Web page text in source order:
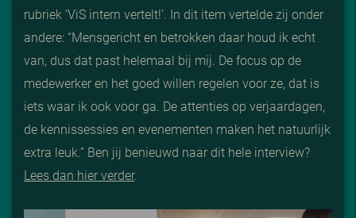
rubriek ‘ViS intern vertelt!’. In dit item vertelde zij onder
andere: “Mensgericht en betrokken daar houd ik echt
van, dus dat past helemaal bij mij. De focus op de
medewerker en het goed willen regelen voor ze, dat is
iets waar ik ook voor ga. De attenties op verjaardagen,
de kennissessies en evenementen maken het natuurlijk
extra leuk.” Ben jij benieuwd naar dit hele interview?
Lees dan hier verder.